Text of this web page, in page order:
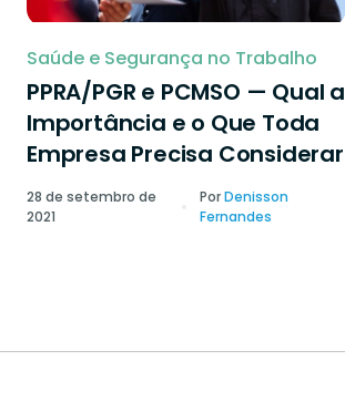
Saúde e Segurança no Trabalho
PPRA/PGR e PCMSO — Qual a
Importância e o Que Toda
Empresa Precisa Considerar
28 de setembro de
2021
PorDenisson
Fernandes